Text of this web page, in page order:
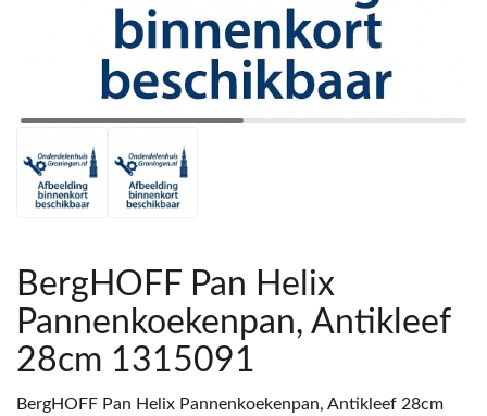
BergHOFF Pan Helix
Pannenkoekenpan, Antikleef
28cm 1315091
BergHOFF Pan Helix Pannenkoekenpan, Antikleef 28cm